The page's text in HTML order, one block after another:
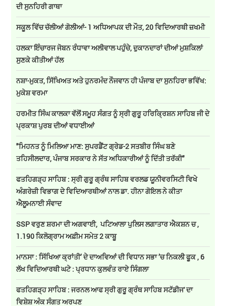
ਦੀ ਸੁਨਹਿਰੀ ਗਾਥਾ
ਸਕੂਲ ਵਿੱਚ ਚੱਲੀਆਂ ਗੋਲੀਆਂ- 1 ਅਧਿਆਪਕ ਦੀ ਮੌਤ, 20 ਵਿਦਿਆਰਥੀ ਜ਼ਖਮੀ
ਹਲਕਾ ਇੰਚਾਰਜ ਜੋਬਨ ਰੰਧਾਵਾ ਅਲੀਵਾਲ ਪਹੁੰਚੇ, ਦੁਕਾਨਦਾਰਾਂ ਦੀਆਂ ਮੁਸ਼ਕਿਲਾਂ
ਸੁਣਕੇ ਕੀਤੀਆਂ ਹੱਲ
ਨਸ਼ਾ-ਮੁਕਤ, ਸਿੱਖਿਅਤ ਅਤੇ ਹੁਨਰਮੰਦ ਨੌਜਵਾਨ ਹੀ ਪੰਜਾਬ ਦਾ ਸੁਨਹਿਰਾ ਭਵਿੱਖ:
ਮੁਕੇਸ਼ ਵਰਮਾ
ਹਰਮੀਤ ਸਿੰਘ ਕਾਲਕਾ ਵੱਲੋਂ ਸਮੂਹ ਸੰਗਤ ਨੂੰ ਸ੍ਰੀ ਗੁਰੂ ਹਰਿਕ੍ਰਿਸ਼ਨ ਸਾਹਿਬ ਜੀ ਦੇ
ਪ੍ਰਕਾਸ਼ ਪੁਰਬ ਦੀਆਂ ਵਧਾਈਆਂ
"ਮਿਹਨਤ ਨੂੰ ਮਿਲਿਆ ਮਾਣ: ਸੁਪਰਡੈਂਟ ਗ੍ਰੇਡ-2 ਸਤਬੀਰ ਸਿੰਘ ਬਣੇ
ਤਹਿਸੀਲਦਾਰ, ਪੰਜਾਬ ਸਰਕਾਰ ਨੇ ਸੱਤ ਅਧਿਕਾਰੀਆਂ ਨੂੰ ਦਿੱਤੀ ਤਰੱਕੀ"
ਫਤਹਿਗੜ੍ਹ ਸਾਹਿਬ : ਸ੍ਰੀ ਗੁਰੂ ਗ੍ਰੰਥ ਸਾਹਿਬ ਵਰਲਡ ਯੂਨੀਵਰਸਿਟੀ ਵਿਖੇ
ਅੰਗਰੇਜ਼ੀ ਵਿਭਾਗ ਦੇ ਵਿਦਿਆਰਥੀਆਂ ਨਾਲ ਡਾ. ਹੀਨਾ ਗੋਇਲ ਨੇ ਕੀਤਾ
ਐਲੂਮਨਾਈ ਸੰਵਾਦ
SSP ਵਰੁਣ ਸ਼ਰਮਾ ਦੀ ਅਗਵਾਈ, ਪਟਿਆਲਾ ਪੁਲਿਸ ਲਗਾਤਾਰ ਐਕਸ਼ਨ ਚ ,
1.190 ਕਿਲੋਗ੍ਰਾਮ ਅਫ਼ੀਮ ਸਮੇਤ 2 ਕਾਬੂ
ਮਾਨਸਾ : ਸਿੱਖਿਆ ਕ੍ਰਾਂਤੀ’ ਦੇ ਦਾਅਵਿਆਂ ਦੀ ਵਿਧਾਨ ਸਭਾ ’ਚ ਨਿਕਲੀ ਫੂਕ , 6
ਲੱਖ ਵਿਦਿਆਰਥੀ ਘਟੇ : ਪ੍ਰਧਾਨ ਕੁਲਵੰਤ ਰਾਏ ਸਿੰਗਲਾ
ਫਤਹਿਗੜ੍ਹ ਸਾਹਿਬ : ਜਰਨਲ ਆਫ ਸ੍ਰੀ ਗੁਰੂ ਗ੍ਰੰਥ ਸਾਹਿਬ ਸਟੱਡੀਜ' ਦਾ
ਵਿਸ਼ੇਸ਼ ਅੰਕ ਸੰਗਤ ਅਰਪਣ